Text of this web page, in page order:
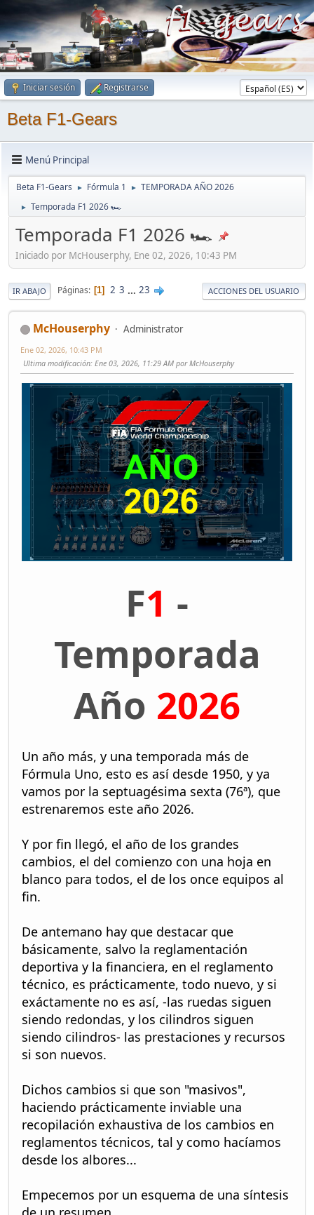
Iniciar sesión Registrarse
Beta F1-Gears
Menú Principal
Beta F1-Gears ► Fórmula 1 ► TEMPORADA AÑO 2026
► Temporada F1 2026 🏎
Temporada F1 2026 🏎
Iniciado por McHouserphy, Ene 02, 2026, 10:43 PM
IR ABAJO Páginas 1 2 3 ... 23 ACCIONES DEL USUARIO
McHouserphy Administrator
Ene 02, 2026, 10:43 PM
Ultima modificación: Ene 03, 2026, 11:29 AM por McHouserphy
F1 -
Temporada
Año 2026
Un año más, y una temporada más de
Fórmula Uno, esto es así desde 1950, y ya
vamos por la septuagésima sexta (76ª), que
estrenaremos este año 2026.
Y por fin llegó, el año de los grandes
cambios, el del comienzo con una hoja en
blanco para todos, el de los once equipos al
fin.
De antemano hay que destacar que
básicamente, salvo la reglamentación
deportiva y la financiera, en el reglamento
técnico, es prácticamente, todo nuevo, y si
exáctamente no es así, -las ruedas siguen
siendo redondas, y los cilindros siguen
siendo cilindros- las prestaciones y recursos
si son nuevos.
Dichos cambios si que son "masivos",
haciendo prácticamente inviable una
recopilación exhaustiva de los cambios en
reglamentos técnicos, tal y como hacíamos
desde los albores...
Empecemos por un esquema de una síntesis